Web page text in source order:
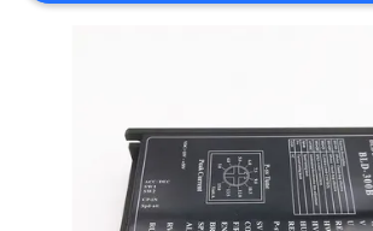
QUALITÄTSKONTROLLE
NACHRICHTEN